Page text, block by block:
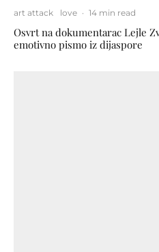
art attack love · 14 min read
Osvrt na dokumentarac Lejle
emotivno pismo iz dijaspore